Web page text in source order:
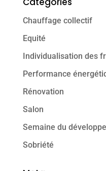
Chauffage collectif
Equité
Individualisation des
Performance
Rénovation
Salon
Semaine du
Sobriété